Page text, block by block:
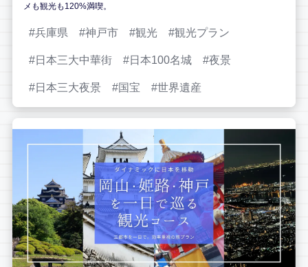
メも観光も120%満喫。
兵庫県 神戸市 観光 観光プラン
日本三大中華街 日本100名城 夜景
日本三大夜景 国宝 世界遺産